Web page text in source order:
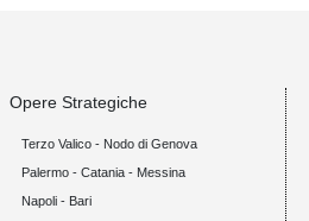
Opere Strategiche
Terzo Valico - Nodo di Genova
Palermo - Catania - Messina
Napoli - Bari